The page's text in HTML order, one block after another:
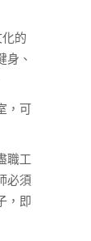
的
身、
，可
職工
必須
，即